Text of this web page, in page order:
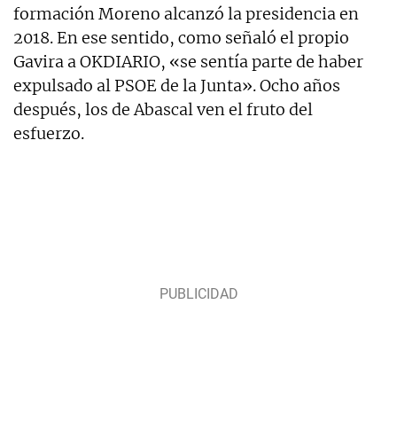
formación Moreno alcanzó la presidencia en
2018. En ese sentido, como señaló el propio
Gavira a OKDIARIO, «se sentía parte de haber
expulsado al PSOE de la Junta». Ocho años
después, los de Abascal ven el fruto del
esfuerzo.